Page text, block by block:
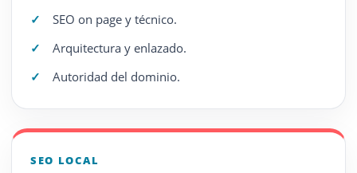
SEO on page y técnico.
Arquitectura y enlazado.
Autoridad del dominio.
SEO LOCAL